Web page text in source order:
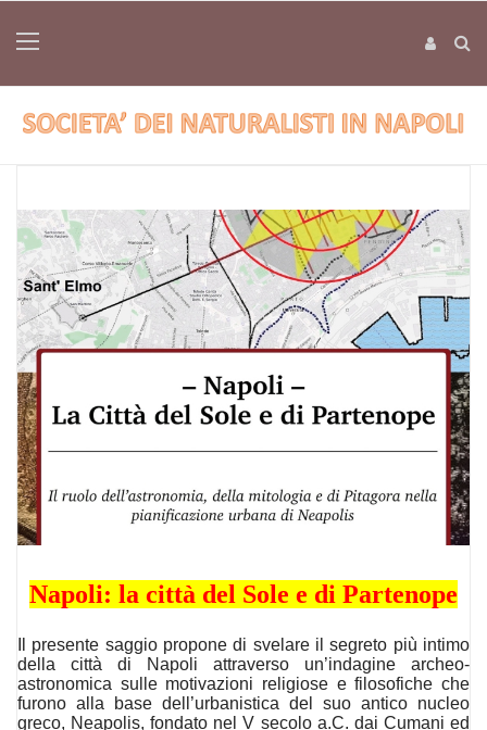
Napoli: la città del Sole e di Partenope
Il presente saggio propone di svelare il segreto più intimo
della città di Napoli attraverso un’indagine archeo-
astronomica sulle motivazioni religiose e filosofiche che
furono alla base dell’urbanistica del suo antico nucleo
greco, Neapolis, fondato nel V secolo a.C. dai Cumani ed